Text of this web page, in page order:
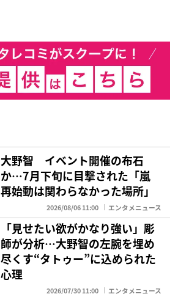
大野智 イベント開催の布石
か…7月下旬に目撃された「嵐
再始動は関わらなかった場所」
2026/08/06 11:00 エンタメニュース
「見せたい欲がかなり強い」彫
師が分析…大野智の左腕を埋め
尽くす“タトゥー”に込められた
心理
2026/07/30 11:00 エンタメニュース